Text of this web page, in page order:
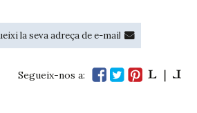
Segueix-nos a: